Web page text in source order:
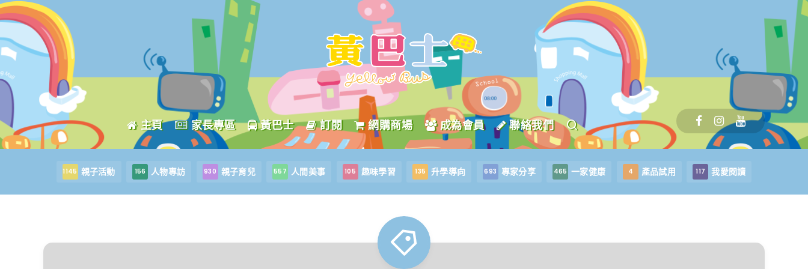
主頁 家長專區 黃巴士 訂閱 網購商場 成為會員 聯絡我們
1145 親子活動 156 人物專訪 930 親子育兒 557 人間美事 105 趣味學習 135 升學導向 693 專家分享 465 一家健康 4 產品試用 117 我愛閱讀